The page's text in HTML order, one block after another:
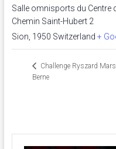
Salle omnisports du
Chemin Saint-Hubert 2
Sion 1950 Switzerland +
Challenge Ryszard
Berne